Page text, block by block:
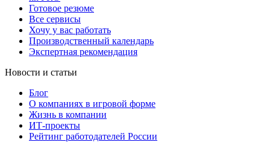
Готовое резюме
Все сервисы
Хочу у вас работать
Производственный календарь
Экспертная рекомендация
Новости и статьи
Блог
О компаниях в игровой форме
Жизнь в компании
ИТ-проекты
Рейтинг работодателей России